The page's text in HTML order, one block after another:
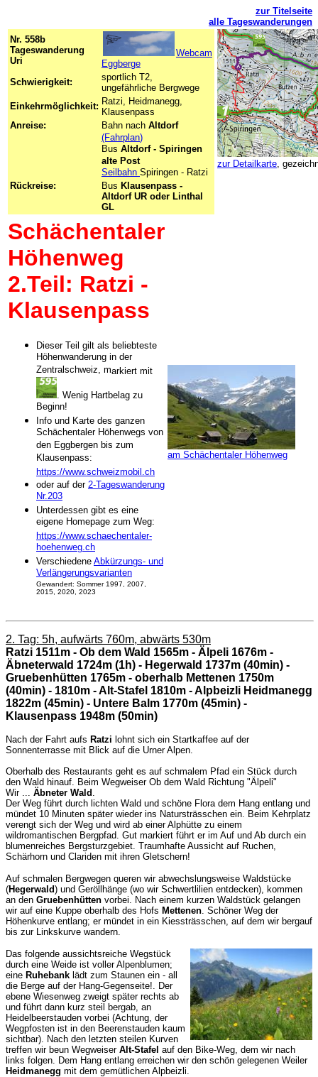
zur Titelseite
alle Tageswanderungen
Nr. 558b
Tageswanderung
Uri
Webcam
Eggberge
Schwierigkeit:
sportlich T2,
ungefährliche Bergwege
Einkehrmöglichkeit: Ratzi, Heidmanegg,
Klausenpass
Anreise:
Bahn nach Altdorf
(Fahrplan)
Bus Altdorf - Spiringen
alte Post
Seilbahn Spiringen - Ratzi
Rückreise:
Bus Klausenpass -
Altdorf UR oder Linthal
GL
zur Detailkarte,
Schächentaler
Höhenweg
2.Teil: Ratzi -
Klausenpass
Dieser Teil gilt als beliebteste
Höhenwanderung in der
Zentralschweiz, markiert mit
. Wenig Hartbelag zu
Beginn!
Info und Karte des ganzen
Schächentaler Höhenwegs von
den Eggbergen bis zum
Klausenpass:
https://www.schweizmobil.ch
oder auf der 2-Tageswanderung
Nr.203
Unterdessen gibt es eine
eigene Homepage zum Weg:
https://www.schaechentaler-
hoehenweg.ch
Verschiedene Abkürzungs- und
Verlängerungsvarianten
Gewandert: Sommer 1997, 2007,
2015, 2020, 2023
am Schächentaler Höhenweg
2. Tag: 5h, aufwärts 760m, abwärts 530m
Ratzi 1511m - Ob dem Wald 1565m - Älpeli 1676m -
Äbneterwald 1724m (1h) - Hegerwald 1737m (40min) -
Gruebenhütten 1765m - oberhalb Mettenen 1750m
(40min) - 1810m - Alt-Stafel 1810m - Alpbeizli Heidmanegg
1822m (45min) - Untere Balm 1770m (45min) -
Klausenpass 1948m (50min)
Nach der Fahrt aufs Ratzi lohnt sich ein Startkaffee auf der
Sonnenterrasse mit Blick auf die Urner Alpen.
Oberhalb des Restaurants geht es auf schmalem Pfad ein Stück durch
den Wald hinauf. Beim Wegweiser Ob dem Wald Richtung "Älpeli"
Wir ... Äbneter Wald .
Der Weg führt durch lichten Wald und schöne Flora dem Hang entlang und
mündet 10 Minuten später wieder ins Natursträsschen ein. Beim Kehrplatz
verengt sich der Weg und wird ab einer Alphütte zu einem
wildromantischen Bergpfad. Gut markiert führt er im Auf und Ab durch ein
blumenreiches Bergsturzgebiet. Traumhafte Aussicht auf Ruchen,
Schärhorn und Clariden mit ihren Gletschern!
Auf schmalen Bergwegen queren wir abwechslungsweise Waldstücke
(Hegerwald) und Geröllhänge (wo wir Schwertlilien entdecken), kommen
an den Gruebenhütten vorbei. Nach einem kurzen Waldstück gelangen
wir auf eine Kuppe oberhalb des Hofs Mettenen. Schöner Weg der
Höhenkurve entlang; er mündet in ein Kiessträsschen, auf dem wir bergauf
bis zur Linkskurve wandern.
Das folgende aussichtsreiche Wegstück
durch eine Weide ist voller Alpenblumen;
eine Ruhebank lädt zum Staunen ein - all
die Berge auf der Hang-Gegenseite!. Der
ebene Wiesenweg zweigt später rechts ab
und führt dann kurz steil bergab, an
Heidelbeerstauden vorbei (Achtung, der
Wegpfosten ist in den Beerenstauden kaum
sichtbar). Nach den letzten steilen Kurven
treffen wir beun Wegweiser Alt-Stafel auf den Bike-Weg, dem wir nach
links folgen. Dem Hang entlang erreichen wir den schön gelegenen Weiler
Heidmanegg mit dem gemütlichen Alpbeizli.